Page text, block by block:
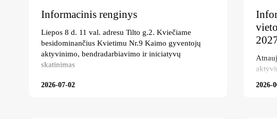
Informacinis renginys
Liepos 8 d. 11 val. adresu Tilto g.2. Kviečiame
besidominančius Kvietimu Nr.9 Kaimo gyventojų
aktyvinimo, bendradarbiavimo ir iniciatyvų
skatinimas
2026-07-02 2026-